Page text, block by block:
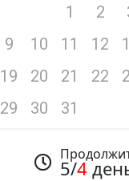
1 2
9 10 11 12
19 20 21 22
29 30 31
5/4